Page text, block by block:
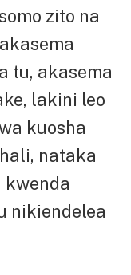
zito na
tu, akasema
lakini leo
kuosha
nataka
nikiendelea